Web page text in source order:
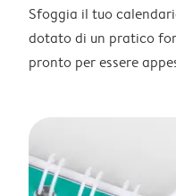
Sfoggia il tuo
dotato di un pratico
pronto per essere